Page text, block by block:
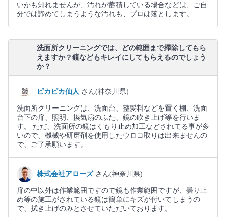
いかも知れませんが、汚れが蓄積している場合などは、ご自
分では諦めてしまうような汚れも、プロは落とします。
洗面所クリーニングでは、どの範囲まで掃除してもら
えますか？鏡などもキレイにしてもらえるのでしょう
か？
ピカピカ仙人 さん(神奈川県)
洗面所クリーニングは、洗面台、整髪料などを置く棚、洗面
台下の扉、照明、換気扇のふた、鏡の吹き上げ等を行いま
す。 ただ、洗面所の鏡はくもり止め加工などされてる事が多
いので、機械や研磨剤を使用したウロコ取りは出来ませんの
で、ご了承願います。
株式会社アローズ さん(神奈川県)
扉の中以外は作業範囲ですので鏡も作業範囲ですが、曇り止
め等の施工がされている鏡は簡単にキズが付いてしまうの
で、拭き上げのみとさせていただいております。